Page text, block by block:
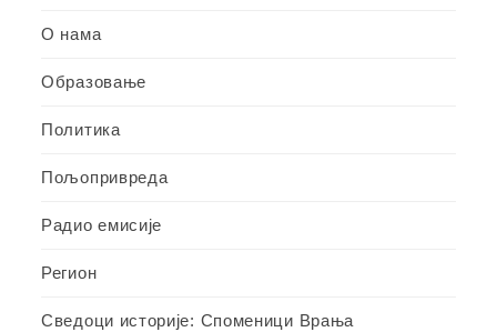
О нама
Образовање
Политика
Пољопривреда
Радио емисије
Регион
Сведоци историје: Споменици Врања